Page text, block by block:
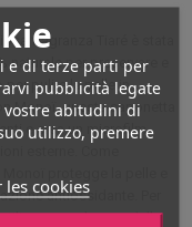
e di terze parti per
pubblicità legate
vostre abitudini di
utilizzo, premere
les cookies
fragranza Tiaré è stata
per preservare e
per pulire la pelle in
Monoï, questa saponetta
e crea un microfilm
esterne. Come
antiossidante. Per
anche una delle